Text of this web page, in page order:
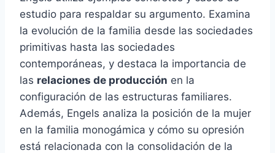
estudio para respaldar su argumento. Examina
la evolución de la familia desde las sociedades
primitivas hasta las sociedades
contemporáneas, y destaca la importancia de
las relaciones de producción en la
configuración de las estructuras familiares.
Además, Engels analiza la posición de la mujer
en la familia monogámica y cómo su opresión
está relacionada con la consolidación de la